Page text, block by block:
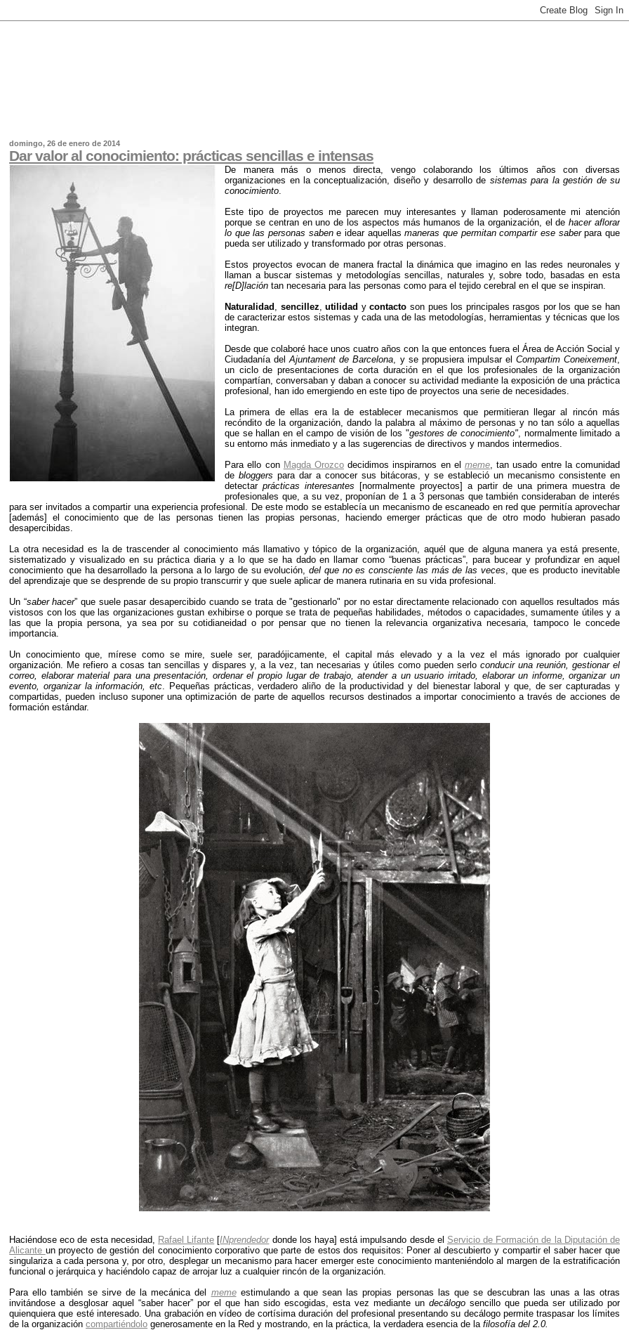
domingo, 26 de enero de 2014
Dar valor al conocimiento: prácticas sencillas e intensas
De manera más o menos directa, vengo colaborando los últimos años con diversas
organizaciones en la conceptualización, diseño y desarrollo de sistemas para la gestión de su
conocimiento.
Este tipo de proyectos me parecen muy interesantes y llaman poderosamente mi atención
porque se centran en uno de los aspectos más humanos de la organización, el dehacer aflorar
lo que las personas sabene idear aquellasmaneras que permitan compartir ese saberpara que
pueda ser utilizado y transformado por otras personas.
Estos proyectos evocan de manera fractal la dinámica que imagino en las redes neuronales y
llaman a buscar sistemas y metodologías sencillas, naturales y, sobre todo, basadas en esta
re[D]lación tan necesaria para las personas como para el tejido cerebral en el que se inspiran.
Naturalidad , sencillez,utilidad ycontacto son pues los principales rasgos por los que se han
de caracterizar estos sistemas y cada una de las metodologías, herramientas y técnicas que los
integran.
Desde que colaboré hace unos cuatro años con la que entonces fuera el Área de Acción Social y
Ciudadanía delAjuntament de Barcelona, y se propusiera impulsar el Compartim Coneixement,
un ciclo de presentaciones de corta duración en el que los profesionales de la organización
compartían, conversaban y daban a conocer su actividad mediante la exposición de una práctica
profesional, han ido emergiendo en este tipo de proyectos una serie de necesidades.
La primera de ellas era la de establecer mecanismos que permitieran llegar al rincón más
recóndito de la organización, dando la palabra al máximo de personas y no tan sólo a aquellas
que se hallan en el campo de visión de los "gestores de conocimiento", normalmente limitado a
su entorno más inmediato y a las sugerencias de directivos y mandos intermedios.
Para ello con Magda Orozcodecidimos inspirarnos en el meme, tan usado entre la comunidad
debloggers para dar a conocer sus bitácoras, y se estableció un mecanismo consistente en
detectarprácticas interesantes [normalmente proyectos] a partir de una primera muestra de
profesionales que, a su vez, proponían de 1 a 3 personas que también consideraban de interés
para ser invitados a compartir una experiencia profesional. De este modo se establecía un mecanismo de escaneado en red que permitía aprovechar
[además] el conocimiento que de las personas tienen las propias personas, haciendo emerger prácticas que de otro modo hubieran pasado
desapercibidas.
La otra necesidad es la de trascender al conocimiento más llamativo y tópico de la organización, aquél que de alguna manera ya está presente,
sistematizado y visualizado en su práctica diaria y a lo que se ha dado en llamar como “buenas prácticas”, para bucear y profundizar en aquel
conocimiento que ha desarrollado la persona a lo largo de su evolución,del que no es consciente las más de las veces, que es producto inevitable
del aprendizaje que se desprende de su propio transcurrir y que suele aplicar de manera rutinaria en su vida profesional.
Un “saber hacer” que suele pasar desapercibido cuando se trata de "gestionarlo" por no estar directamente relacionado con aquellos resultados más
vistosos con los que las organizaciones gustan exhibirse o porque se trata de pequeñas habilidades, métodos o capacidades, sumamente útiles y a
las que la propia persona, ya sea por su cotidianeidad o por pensar que no tienen la relevancia organizativa necesaria, tampoco le concede
importancia.
Un conocimiento que, mírese como se mire, suele ser, paradójicamente, el capital más elevado y a la vez el más ignorado por cualquier
organización. Me refiero a cosas tan sencillas y dispares y, a la vez, tan necesarias y útiles como pueden serloconducir una reunión, gestionar el
correo, elaborar material para una presentación, ordenar el propio lugar de trabajo, atender a un usuario irritado, elaborar un informe, organizar un
evento, organizar la información, etc. Pequeñas prácticas, verdadero aliño de la productividad y del bienestar laboral y que, de ser capturadas y
compartidas, pueden incluso suponer una optimización de parte de aquellos recursos destinados a importar conocimiento a través de acciones de
formación estándar.
Haciéndose eco de esta necesidad, Rafael Lifante [INprendedordonde los haya] está impulsando desde el Servicio de Formación de la Diputación de
Alicante un proyecto de gestión del conocimiento corporativo que parte de estos dos requisitos: Poner al descubierto y compartir el saber hacer que
singulariza a cada persona y, por otro, desplegar un mecanismo para hacer emerger este conocimiento manteniéndolo al margen de la estratificación
funcional o jerárquica y haciéndolo capaz de arrojar luz a cualquier rincón de la organización.
Para ello también se sirve de la mecánica del memeestimulando a que sean las propias personas las que se descubran las unas a las otras
invitándose a desglosar aquel “saber hacer” por el que han sido escogidas, esta vez mediante undecálogo sencillo que pueda ser utilizado por
quienquiera que esté interesado. Una grabación en vídeo de cortísima duración del profesional presentando su decálogo permite traspasar los límites
de la organizacióncompartiéndolo generosamente en la Red y mostrando, en la práctica, la verdadera esencia de lafilosofía del 2.0.